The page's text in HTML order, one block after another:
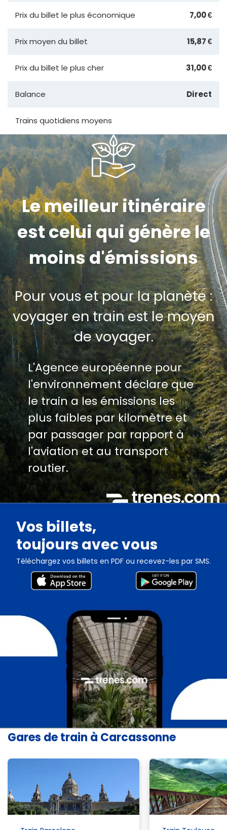
Prix du billet le plus économique 7,00 €
Prix moyen du billet 15,87 €
Prix du billet le plus cher 31,00 €
Balance Direct
Trains quotidiens moyens
Le meilleur itinéraire
est celui qui génère le
moins d'émissions
Pour vous et pour la planète :
voyager en train est le moyen
de voyager.
L'Agence européenne pour
l'environnement déclare que
le train a les émissions les
plus faibles par kilomètre et
par passager par rapport à
l'aviation et au transport
routier.
Vos billets,
toujours avec vous
Téléchargez vos billets en PDF ou recevez-les par SMS.
Gares de train à Carcassonne